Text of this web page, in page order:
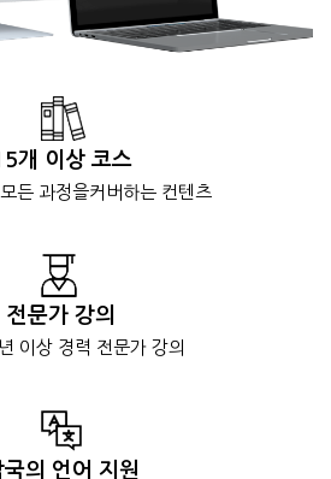
개 이상 코스
든 과정을커버하는 컨텐츠
전문가 강의
이상 경력 전문가 강의
국의 언어 지원